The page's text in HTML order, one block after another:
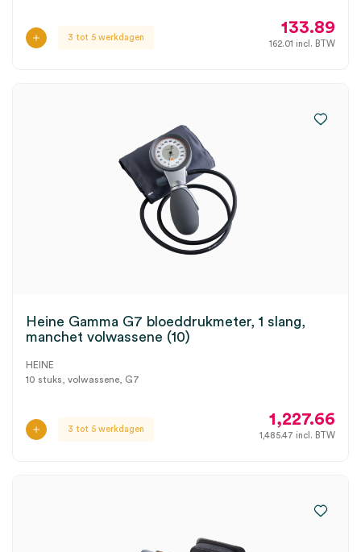
3 tot 5 werkdagen
133.89
162.01 incl. BTW
Heine Gamma G7 bloeddrukmeter, 1 slang,
manchet volwassene (10)
HEINE
10 stuks, volwassene, G7
3 tot 5 werkdagen
1,227.66
1,485.47 incl. BTW